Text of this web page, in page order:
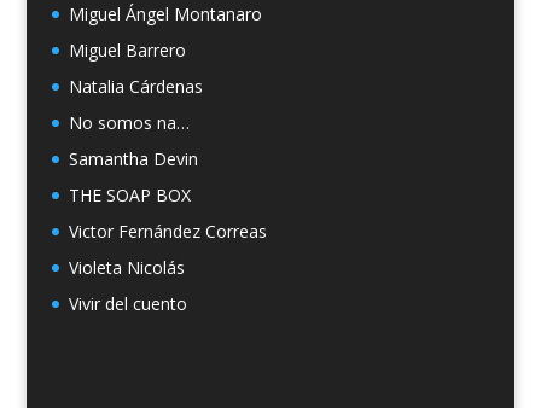
Miguel Ángel Montanaro
Miguel Barrero
Natalia Cárdenas
No somos na…
Samantha Devin
THE SOAP BOX
Victor Fernández Correas
Violeta Nicolás
Vivir del cuento